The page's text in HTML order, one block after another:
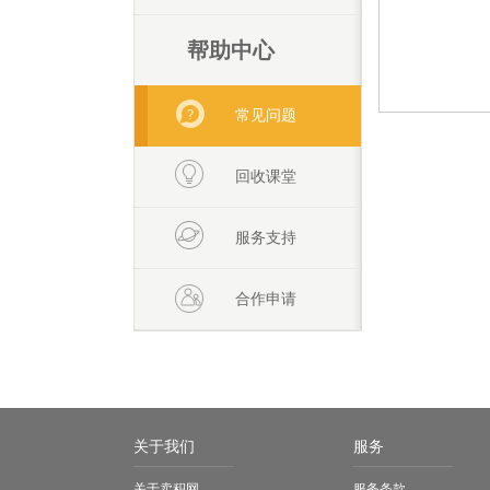
帮助中心
常见问题
回收课堂
服务支持
合作申请
关于我们 服务